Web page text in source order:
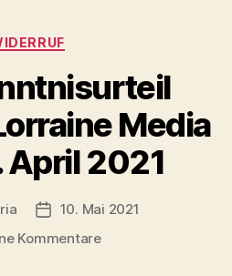
Kategorien
Media
April 2021
Veröffentlichungsdatum
10. Mai 2021
Kommentarezu